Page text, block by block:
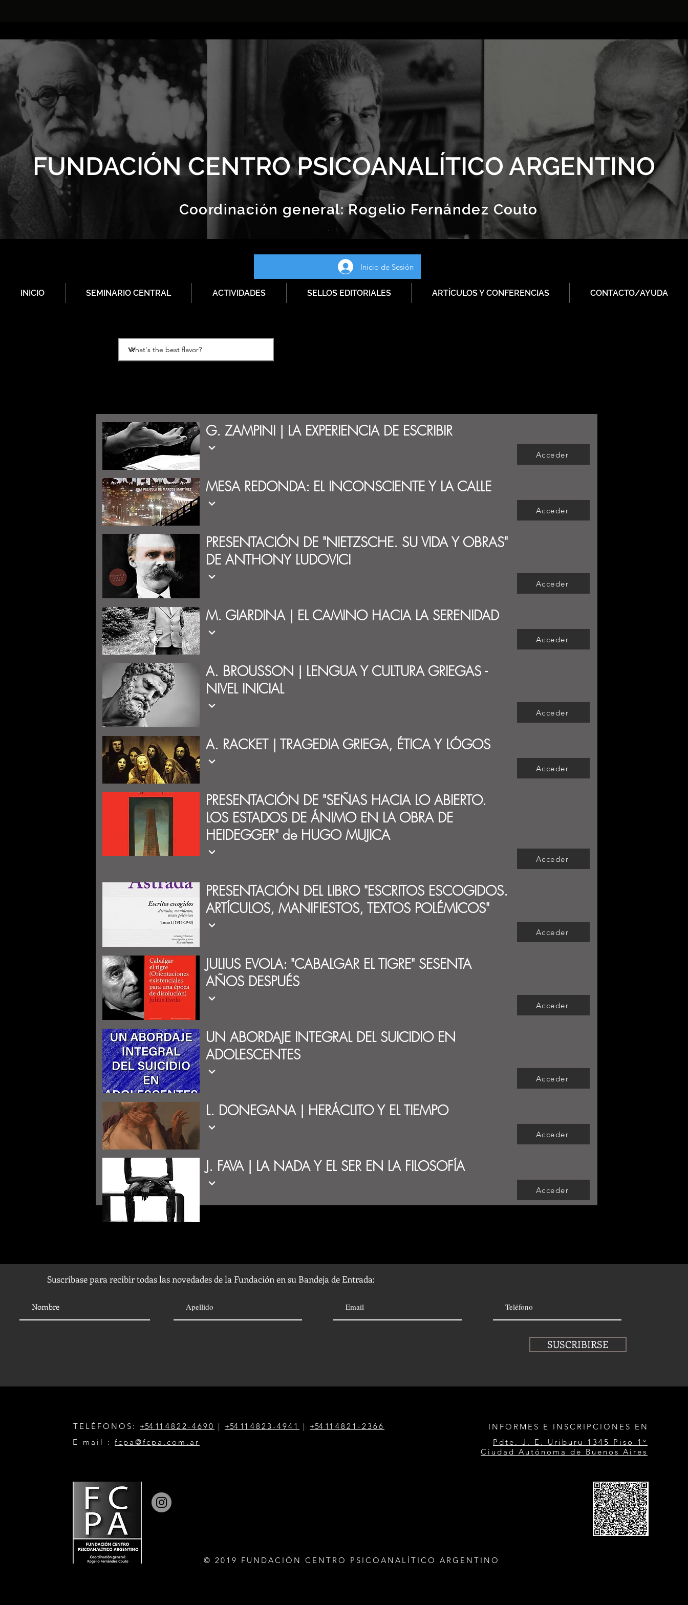
FUNDACIÓN CENTRO PSICOANALÍTICO ARGENTINO
Coordinación general:Rogelio Fernández Couto
Inicio de Sesión
INICIO SEMINARIO CENTRAL ACTIVIDADES SELLOS EDITORIALES ARTÍCULOS Y CONFERENCIAS CONTACTO/AYUDA
G. ZAMPINI | LA EXPERIENCIA DE ESCRIBIR
Acceder
MESA REDONDA: EL INCONSCIENTE Y LA CALLE
Acceder
PRESENTACIÓN DE "NIETZSCHE. SU VIDA Y OBRAS"
DE ANTHONY LUDOVICI
Acceder
M. GIARDINA | EL CAMINO HACIA LA SERENIDAD
Acceder
A. BROUSSON | LENGUA Y CULTURA GRIEGAS -
NIVEL INICIAL
Acceder
A. RACKET | TRAGEDIA GRIEGA, ÉTICA Y LÓGOS
Acceder
PRESENTACIÓN DE "SEÑAS HACIA LO ABIERTO.
LOS ESTADOS DE ÁNIMO EN LA OBRA DE
HEIDEGGER" de HUGO MUJICA
Acceder
PRESENTACIÓN DEL LIBRO "ESCRITOS ESCOGIDOS.
ARTÍCULOS, MANIFIESTOS, TEXTOS POLÉMICOS"
Acceder
JULIUS EVOLA: "CABALGAR EL TIGRE" SESENTA
AÑOS DESPUÉS
Acceder
UN ABORDAJE INTEGRAL DEL SUICIDIO EN
ADOLESCENTES
Acceder
L. DONEGANA | HERÁCLITO Y EL TIEMPO
Acceder
J. FAVA | LA NADA Y EL SER EN LA FILOSOFÍA
Acceder
Suscríbase para recibir todas las novedades de la Fundación en su Bandeja de Entrada:
SUSCRIBIRSE
TELÉFONOS: +54 11 4822-4690 | +54 1 1 4823-4941 | +54 1 1 4821-2366
E-mail : fcpa@fcpa.com.ar
INFORMES E INSCRIPCIONES EN
Pdte. J. E. Uriburu 1345 Piso 1°
Ciudad Autónoma de Buenos Aires
© 2019 FUNDACIÓN CENTRO PSICOANALÍTICO ARGENTINO